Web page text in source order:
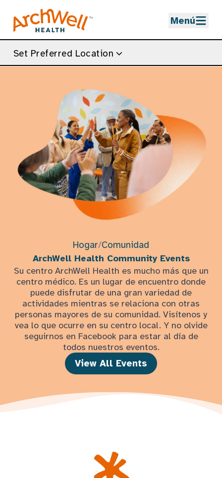
Menú
Set Preferred Location
Hogar/Comunidad
ArchWell Health Community Events
Su centro ArchWell Health es mucho más que un
centro médico. Es un lugar de encuentro donde
puede disfrutar de una gran variedad de
actividades mientras se relaciona con otras
personas mayores de su comunidad. Visítenos y
vea lo que ocurre en su centro local. Y no olvide
seguirnos en Facebook para estar al día de
todos nuestros eventos.
View All Events